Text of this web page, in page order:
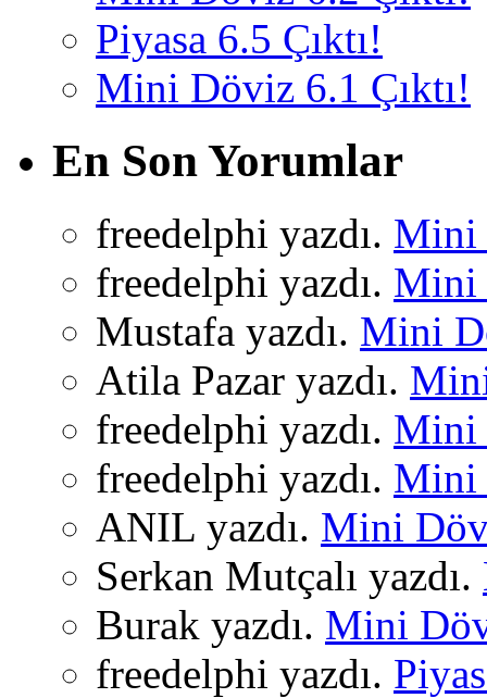
Piyasa 6.5 Çıktı!
Mini Döviz 6.1 Çıktı!
En Son Yorumlar
freedelphi yazdı. Mini
freedelphi yazdı. Mini
Mustafa yazdı. Mini
Atila Pazar yazdı.
freedelphi yazdı. Mini
freedelphi yazdı. Mini
ANIL yazdı. Mini
Serkan Mutçalı yazdı.
Burak yazdı. Mini
freedelphi yazdı.